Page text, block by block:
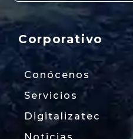
Corporativo
Conócenos
Servicios
Digitalizatec